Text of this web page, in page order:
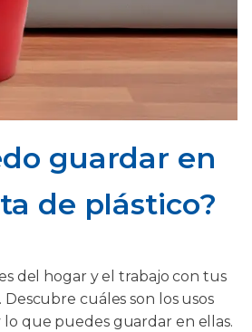
guardar en
de plástico?
del hogar y el trabajo con tus
cuáles son los usos
que puedes guardar en ellas.